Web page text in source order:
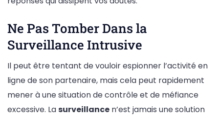
Ne Pas Tomber Dans la
Surveillance Intrusive
Il peut être tentant de vouloir espionner l’activité en
ligne de son partenaire, mais cela peut rapidement
mener à une situation de contrôle et de méfiance
excessive. La surveillance n’est jamais une solution